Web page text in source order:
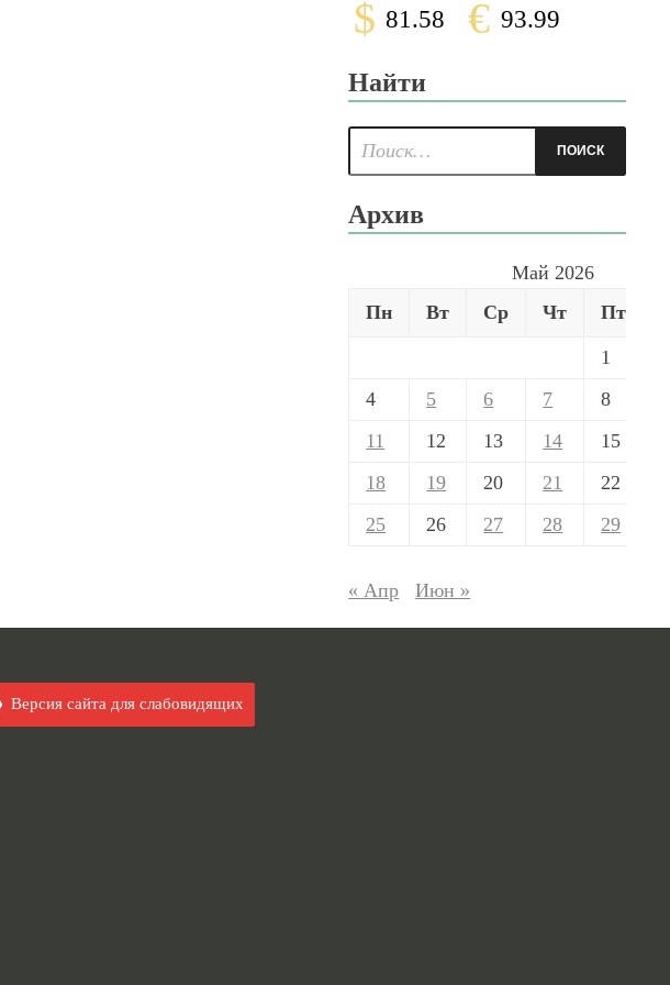
$ 81.58 € 93.99
Найти
Архив
Май 2026
Пн
Вт Ср Чт Пт
1
4
5 6 7 8
11
12 13 14 15
18
19 20 21 22
25
26 27 28 29
« Апр Июн »
Версия сайта для слабовидящих